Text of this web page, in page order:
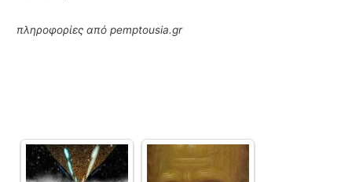
πληροφορίες από pemptousia.gr